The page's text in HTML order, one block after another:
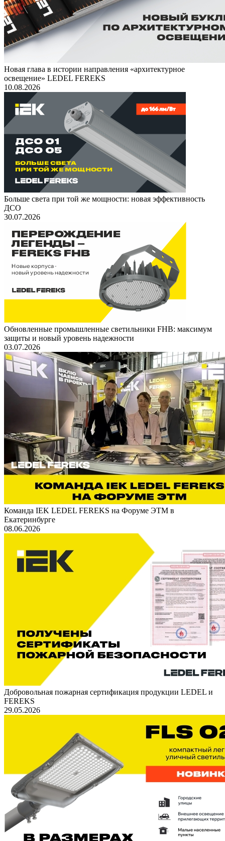
Новая глава в истории направления «архитектурное
освещение» LEDEL FEREKS
10.08.2026
Больше света при той же мощности: новая эффективность
ДСО
30.07.2026
Обновленные промышленные светильники FHB: максимум
защиты и новый уровень надежности
03.07.2026
Команда IEK LEDEL FEREKS на Форуме ЭТМ в
Екатеринбурге
08.06.2026
Добровольная пожарная сертификация продукции LEDEL и
FEREKS
29.05.2026